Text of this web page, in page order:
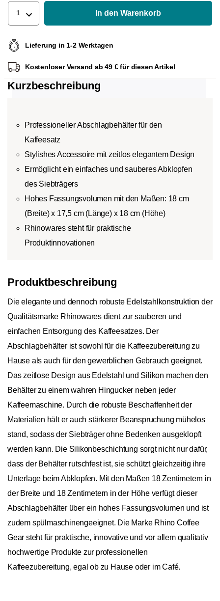
1 In den Warenkorb
Lieferung in 1-2 Werktagen
Kostenloser Versand ab 49 € für diesen Artikel
Kurzbeschreibung
Professioneller Abschlagbehälter für den
Kaffeesatz
Stylishes Accessoire mit zeitlos elegantem Design
Ermöglicht ein einfaches und sauberes Abklopfen
des Siebträgers
Hohes Fassungsvolumen mit den Maßen: 18 cm
(Breite) x 17,5 cm (Länge) x 18 cm (Höhe)
Rhinowares steht für praktische
Produktinnovationen
Produktbeschreibung
Die elegante und dennoch robuste Edelstahlkonstruktion der
Qualitätsmarke Rhinowares dient zur sauberen und
einfachen Entsorgung des Kaffeesatzes. Der
Abschlagbehälter ist sowohl für die Kaffeezubereitung zu
Hause als auch für den gewerblichen Gebrauch geeignet.
Das zeitlose Design aus Edelstahl und Silikon machen den
Behälter zu einem wahren Hingucker neben jeder
Kaffeemaschine. Durch die robuste Beschaffenheit der
Materialien hält er auch stärkerer Beanspruchung mühelos
stand, sodass der Siebträger ohne Bedenken ausgeklopft
werden kann. Die Silikonbeschichtung sorgt nicht nur dafür,
dass der Behälter rutschfest ist, sie schützt gleichzeitig ihre
Unterlage beim Abklopfen. Mit den Maßen 18 Zentimetern in
der Breite und 18 Zentimetern in der Höhe verfügt dieser
Abschlagbehälter über ein hohes Fassungsvolumen und ist
zudem spülmaschinengeeignet. Die Marke Rhino Coffee
Gear steht für praktische, innovative und vor allem qualitativ
hochwertige Produkte zur professionellen
Kaffeezubereitung, egal ob zu Hause oder im Café.